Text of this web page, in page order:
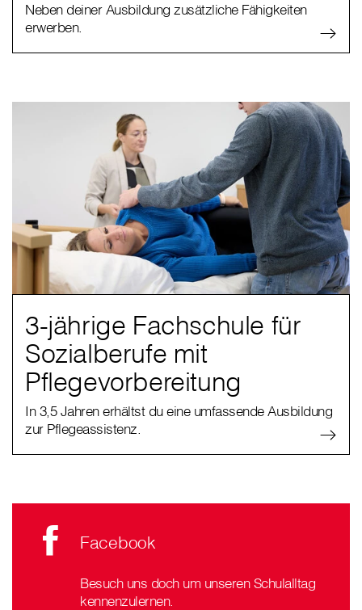
Neben deiner Ausbildung zusätzliche Fähigkeiten
erwerben.
3-jährige Fachschule für
Sozialberufe mit
Pflegevorbereitung
In 3,5 Jahren erhältst du eine umfassende Ausbildung
zur Pflegeassistenz.
Facebook
Besuch uns doch um unseren Schulalltag
kennenzulernen.